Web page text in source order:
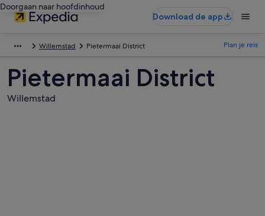
Doorgaan naar hoofdinhoud
Download de app
Willemstad Pietermaai District Plan je reis
Pietermaai District
Willemstad